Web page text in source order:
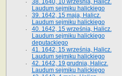
38. 1640, 10 września, Halicz.
Laudum sejmiku halickiego
39. 1642, 15 maja, Halicz.
Laudum sejmiku halickiego
40. 1642, 15 września, Halicz.
Laudum sejmiku halickiego
deputackiego
41. 1642, 15 września, Halicz.
Laudum sejmiku halickiego
42. 1642, 19 grudnia, Halicz.
Laudum sejmiku halickiego